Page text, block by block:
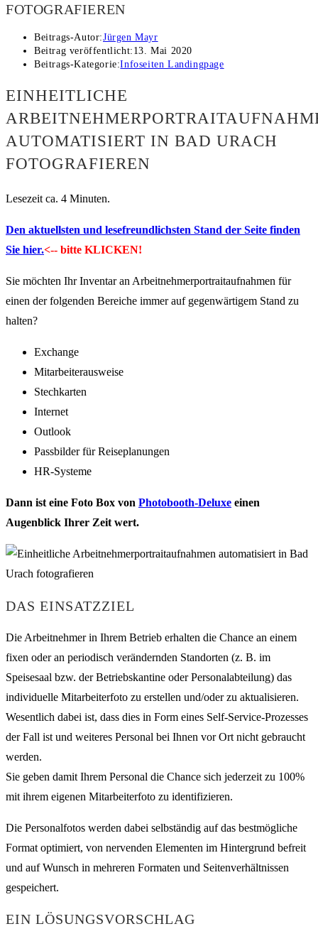
FOTOGRAFIEREN
Beitrags-Autor:Jürgen Mayr
Beitrag veröffentlicht: 13. Mai 2020
Beitrags-Kategorie:Infoseiten Landingpage
EINHEITLICHE
AUTOMATISIERT IN BAD URACH
FOTOGRAFIEREN
Lesezeit ca. 4 Minuten.
Den aktuellsten und lesefreundlichsten Stand der Seite finden
Sie hier.<-- bitte KLICKEN!
Sie möchten Ihr Inventar an Arbeitnehmerportraitaufnahmen für
einen der folgenden Bereiche immer auf gegenwärtigem Stand zu
halten?
Exchange
Mitarbeiterausweise
Stechkarten
Internet
Outlook
Passbilder für Reiseplanungen
HR-Systeme
Dann ist eine Foto Box von Photobooth-Deluxe einen
Augenblick Ihrer Zeit wert.
DAS EINSATZZIEL
Die Arbeitnehmer in Ihrem Betrieb erhalten die Chance an einem
fixen oder an periodisch verändernden Standorten (z. B. im
Speisesaal bzw. der Betriebskantine oder Personalabteilung) das
individuelle Mitarbeiterfoto zu erstellen und/oder zu aktualisieren.
Wesentlich dabei ist, dass dies in Form eines Self-Service-Prozesses
der Fall ist und weiteres Personal bei Ihnen vor Ort nicht gebraucht
werden.
Sie geben damit Ihrem Personal die Chance sich jederzeit zu 100%
mit ihrem eigenen Mitarbeiterfoto zu identifizieren.
Die Personalfotos werden dabei selbständig auf das bestmögliche
Format optimiert, von nervenden Elementen im Hintergrund befreit
und auf Wunsch in mehreren Formaten und Seitenverhältnissen
gespeichert.
EIN LÖSUNGSVORSCHLAG